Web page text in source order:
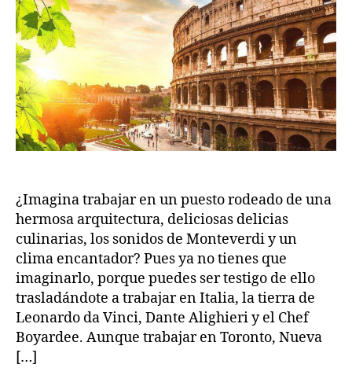
m
2
2
Guía
rápida
para
la
reubicación
¿Imagina trabajar en un puesto rodeado de una
hermosa arquitectura, deliciosas delicias
culinarias, los sonidos de Monteverdi y un
clima encantador? Pues ya no tienes que
imaginarlo, porque puedes ser testigo de ello
trasladándote a trabajar en Italia, la tierra de
Leonardo da Vinci, Dante Alighieri y el Chef
Boyardee. Aunque trabajar en Toronto, Nueva
[…]